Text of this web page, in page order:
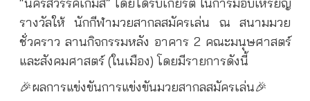
รางวัลให้ นักกีฬามวยสากลสมัครเล่น ณ สนามมวย
ชั่วคราว ลานกิจกรรมหลัง อาคาร 2 คณะมนุษศาสตร์
และสังคมศาสตร์ (ในเมือง) โดยมีรายการดังนี้
🎉ผลการแข่งขันการแข่งขันมวยสากลสมัครเล่น🎉